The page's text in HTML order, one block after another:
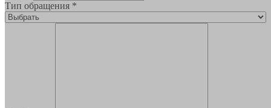
Тип обращения *